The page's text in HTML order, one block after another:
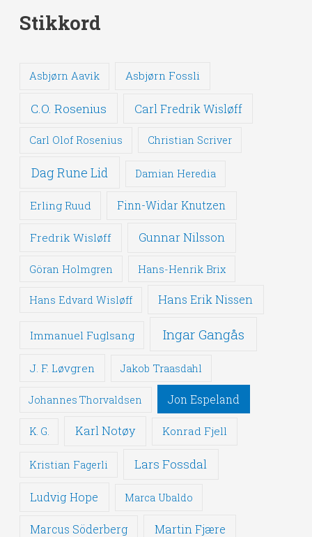
Stikkord
Asbjørn Aavik Asbjørn Fossli
C.O. Rosenius Carl Fredrik Wisløff
Carl Olof Rosenius Christian Scriver
Dag Rune Lid Damian Heredia
Erling Ruud Finn-Widar Knutzen
Fredrik Wisløff Gunnar Nilsson
Göran Holmgren Hans-Henrik Brix
Hans Edvard Wisløff Hans Erik Nissen
Immanuel Fuglsang Ingar Gangås
J. F. Løvgren Jakob Traasdahl
Johannes Thorvaldsen Jon Espeland
K. G. Karl Notøy Konrad Fjell
Kristian Fagerli Lars Fossdal
Ludvig Hope Marca Ubaldo
Marcus Söderberg Martin Fjære